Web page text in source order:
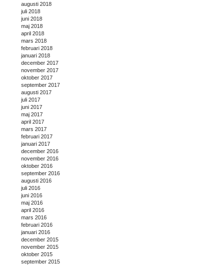
augusti 2018
juli 2018
juni 2018
maj 2018
april 2018
mars 2018
februari 2018
januari 2018
december 2017
november 2017
oktober 2017
september 2017
augusti 2017
juli 2017
juni 2017
maj 2017
april 2017
mars 2017
februari 2017
januari 2017
december 2016
november 2016
oktober 2016
september 2016
augusti 2016
juli 2016
juni 2016
maj 2016
april 2016
mars 2016
februari 2016
januari 2016
december 2015
november 2015
oktober 2015
september 2015